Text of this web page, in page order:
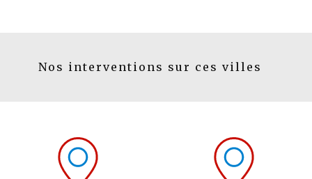
Nos interventions sur ces villes